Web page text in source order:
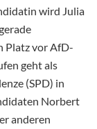
wird Julia
Platz vor AfD-
geht als
(SPD) in
Norbert
anderen